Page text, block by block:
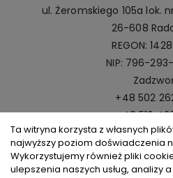
ul. Żeromskiego 105a lok.
26-608
REGON:
NIP: 796-
+48 502
+48 516
Napisz:
Ta witryna korzysta z własnych
najwyższy poziom doświadczenia
Wykorzystujemy również pliki
ulepszenia naszych usług, analizy